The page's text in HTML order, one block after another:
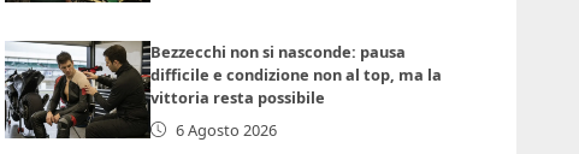
Bezzecchi non si nasconde: pausa
difficile e condizione non al top, ma la
vittoria resta possibile
6 Agosto 2026